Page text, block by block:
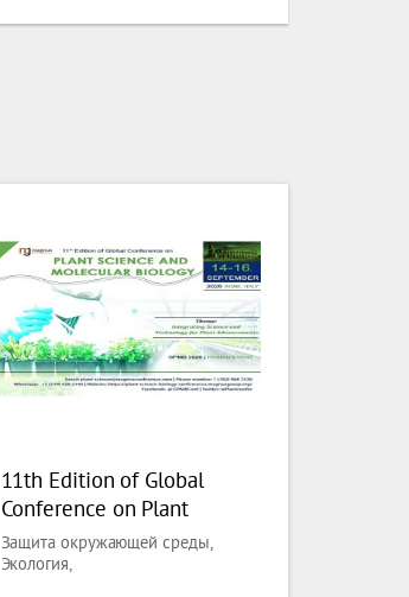
11th Edition of Global
Conference on Plant
Science and Molecular
Biology
Защита окружающей среды,
Экология,